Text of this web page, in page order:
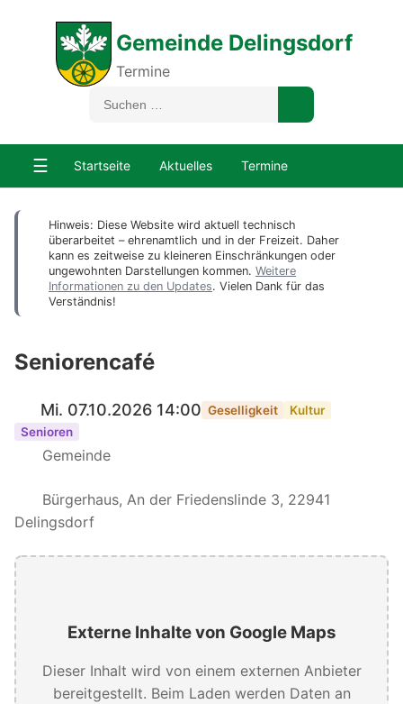
Gemeinde Delingsdorf
Termine
☰ Startseite Aktuelles Termine
Hinweis: Diese Website wird aktuell technisch
überarbeitet – ehrenamtlich und in der Freizeit. Daher
kann es zeitweise zu kleineren Einschränkungen oder
ungewohnten Darstellungen kommen. Weitere
Informationen zu den Updates. Vielen Dank für das
Verständnis!
Seniorencafé
Mi. 07.10.2026 14:00 Geselligkeit
Kultur
Senioren
Gemeinde
Bürgerhaus, An der Friedenslinde 3, 22941
Delingsdorf
Externe Inhalte von Google Maps
Dieser Inhalt wird von einem externen Anbieter
bereitgestellt. Beim Laden werden Daten an